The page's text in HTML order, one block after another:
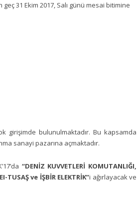
31 Ekim 2017, Salı günü mesai bitimine
girişimde bulunulmaktadır. Bu kapsamda
sanayi pazarına açmaktadır.
“DENİZ KUVVETLERİ KOMUTANLIĞI,
TUSAŞ ve İŞBİR ELEKTRİK”i ağırlayacak ve